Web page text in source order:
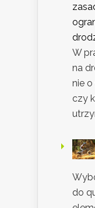
W
na
nie o
czy
do